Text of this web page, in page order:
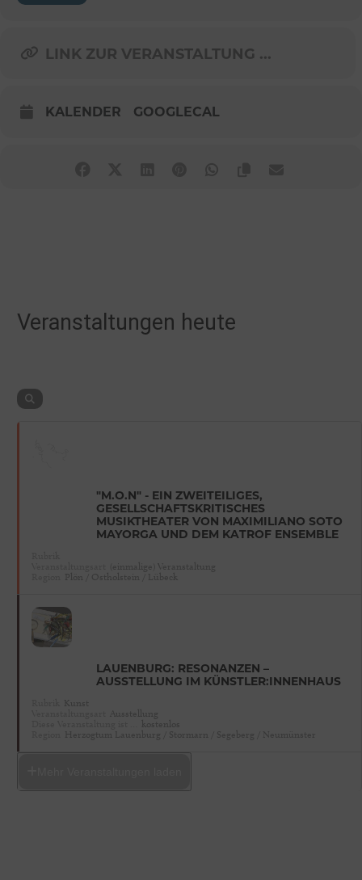
LINK ZUR VERANSTALTUNG ...
KALENDER GOOGLECAL
Veranstaltungen heute
"M.O.N" - EIN ZWEITEILIGES,
GESELLSCHAFTSKRITISCHES
MUSIKTHEATER VON MAXIMILIANO SOTO
MAYORGA UND DEM KATROF ENSEMBLE
LAUENBURG: RESONANZEN –
AUSSTELLUNG IM KÜNSTLER:INNENHAUS